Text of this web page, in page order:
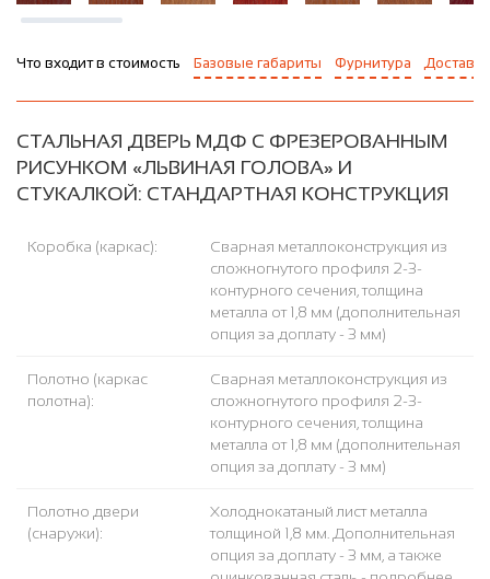
Что входит в стоимость Базовые габариты Фурнитура Доставка
СТАЛЬНАЯ ДВЕРЬ МДФ С ФРЕЗЕРОВАННЫМ
РИСУНКОМ «ЛЬВИНАЯ ГОЛОВА» И
СТУКАЛКОЙ: СТАНДАРТНАЯ КОНСТРУКЦИЯ
Коробка (каркас):
Сварная металлоконструкция из
сложногнутого профиля 2-3-
контурного сечения, толщина
металла от 1,8 мм (дополнительная
опция за доплату - 3 мм)
Полотно (каркас
полотна):
Сварная металлоконструкция из
сложногнутого профиля 2-3-
контурного сечения, толщина
металла от 1,8 мм (дополнительная
опция за доплату - 3 мм)
Полотно двери
(снаружи):
Холоднокатаный лист металла
толщиной 1,8 мм. Дополнительная
опция за доплату - 3 мм, а также